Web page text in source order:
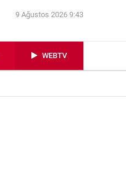
9 Ağustos 2026 9:43
WEBTV